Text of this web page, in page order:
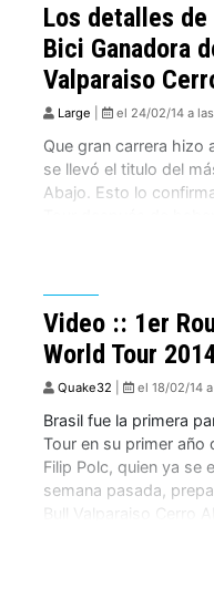
Los detalles de
Bici Ganadora
Valparaiso
Large el 24/02/14 a
Que gran carrera hizo
se llevó el titulo del
Abajo. Esto lo
Video :: 1er
World Tour
Quake32 el 18/02/14
Brasil fue la primera
Tour en su primer año
Filip Polc, quien ya se
semana pasada,
Bull Valparaiso Cerro